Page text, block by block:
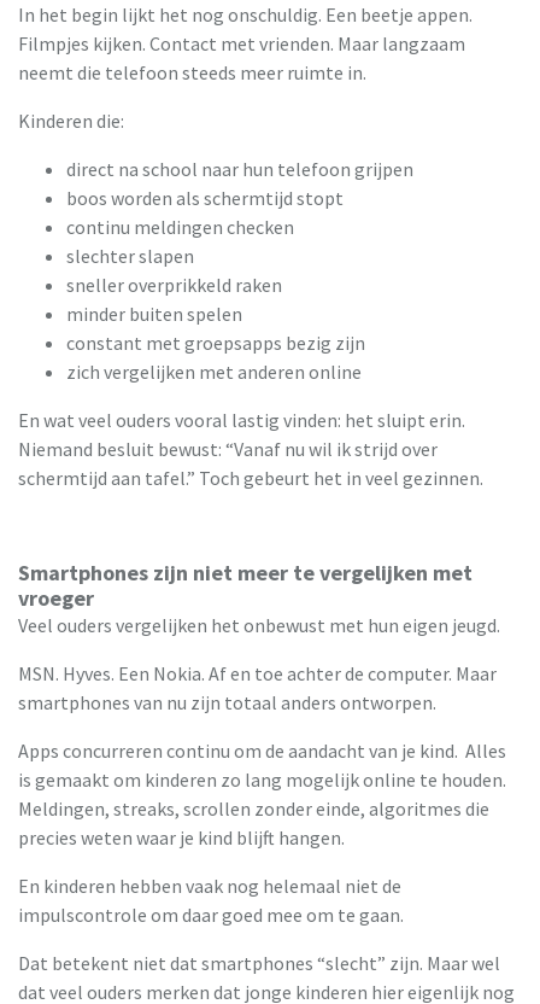
In het begin lijkt het nog onschuldig. Een beetje appen.
Filmpjes kijken. Contact met vrienden. Maar langzaam
neemt die telefoon steeds meer ruimte in.
Kinderen die:
direct na school naar hun telefoon grijpen
boos worden als schermtijd stopt
continu meldingen checken
slechter slapen
sneller overprikkeld raken
minder buiten spelen
constant met groepsapps bezig zijn
zich vergelijken met anderen online
En wat veel ouders vooral lastig vinden: het sluipt erin.
Niemand besluit bewust: “Vanaf nu wil ik strijd over
schermtijd aan tafel.” Toch gebeurt het in veel gezinnen.
Smartphones zijn niet meer te vergelijken met
vroeger
Veel ouders vergelijken het onbewust met hun eigen jeugd.
MSN. Hyves. Een Nokia. Af en toe achter de computer. Maar
smartphones van nu zijn totaal anders ontworpen.
Apps concurreren continu om de aandacht van je kind. Alles
is gemaakt om kinderen zo lang mogelijk online te houden.
Meldingen, streaks, scrollen zonder einde, algoritmes die
precies weten waar je kind blijft hangen.
En kinderen hebben vaak nog helemaal niet de
impulscontrole om daar goed mee om te gaan.
Dat betekent niet dat smartphones “slecht” zijn. Maar wel
dat veel ouders merken dat jonge kinderen hier eigenlijk nog